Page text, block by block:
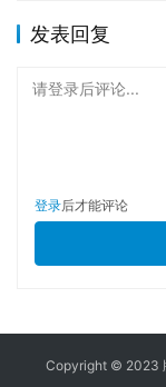
发表回复
请登录后评论...
登录后才能评论
Copyright © 2023